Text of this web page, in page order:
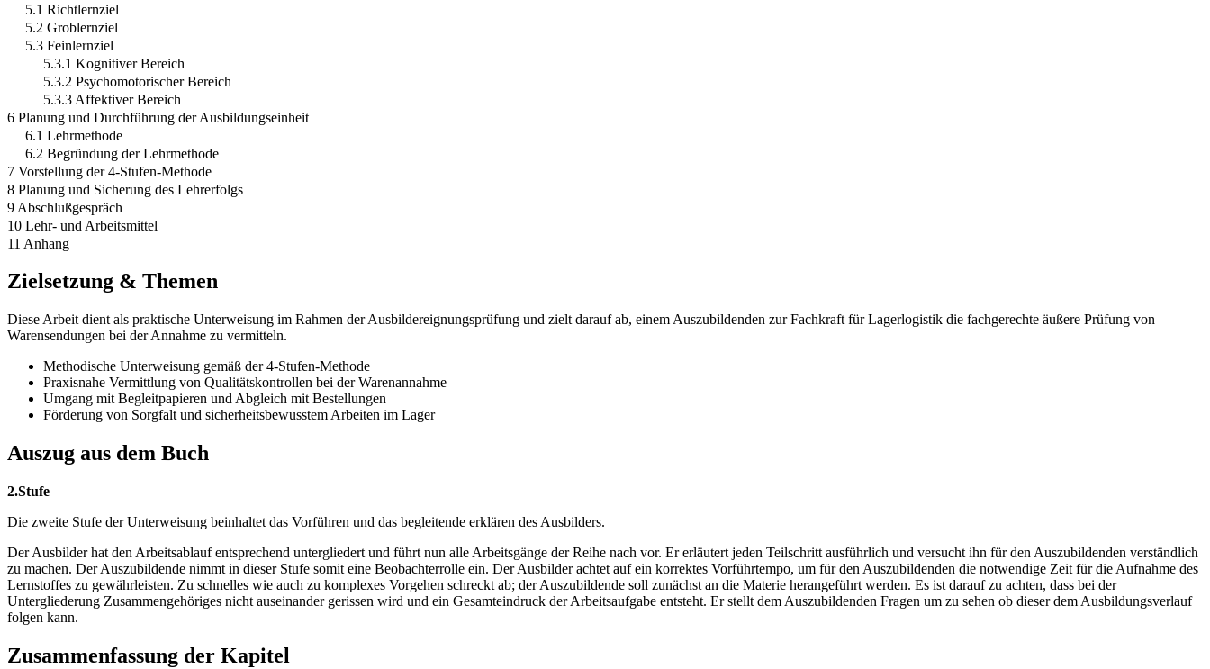
5.1 Richtlernziel
5.2 Groblernziel
5.3 Feinlernziel
5.3.1 Kognitiver Bereich
5.3.2 Psychomotorischer Bereich
5.3.3 Affektiver Bereich
6 Planung und Durchführung der Ausbildungseinheit
6.1 Lehrmethode
6.2 Begründung der Lehrmethode
7 Vorstellung der 4-Stufen-Methode
8 Planung und Sicherung des Lehrerfolgs
9 Abschlußgespräch
10 Lehr- und Arbeitsmittel
11 Anhang
Zielsetzung & Themen
Diese Arbeit dient als praktische Unterweisung im Rahmen der Ausbildereignungsprüfung und zielt darauf ab, einem Auszubildenden zur Fachkraft für Lagerlogistik die fachgerechte äußere Prüfung von
Warensendungen bei der Annahme zu vermitteln.
Methodische Unterweisung gemäß der 4-Stufen-Methode
Praxisnahe Vermittlung von Qualitätskontrollen bei der Warenannahme
Umgang mit Begleitpapieren und Abgleich mit Bestellungen
Förderung von Sorgfalt und sicherheitsbewusstem Arbeiten im Lager
Auszug aus dem Buch
2.Stufe
Die zweite Stufe der Unterweisung beinhaltet das Vorführen und das begleitende erklären des Ausbilders.
Der Ausbilder hat den Arbeitsablauf entsprechend untergliedert und führt nun alle Arbeitsgänge der Reihe nach vor. Er erläutert jeden Teilschritt ausführlich und versucht ihn für den Auszubildenden verständlich
zu machen. Der Auszubildende nimmt in dieser Stufe somit eine Beobachterrolle ein. Der Ausbilder achtet auf ein korrektes Vorführtempo, um für den Auszubildenden die notwendige Zeit für die Aufnahme des
Lernstoffes zu gewährleisten. Zu schnelles wie auch zu komplexes Vorgehen schreckt ab; der Auszubildende soll zunächst an die Materie herangeführt werden. Es ist darauf zu achten, dass bei der
Untergliederung Zusammengehöriges nicht auseinander gerissen wird und ein Gesamteindruck der Arbeitsaufgabe entsteht. Er stellt dem Auszubildenden Fragen um zu sehen ob dieser dem Ausbildungsverlauf
folgen kann.
Zusammenfassung der Kapitel